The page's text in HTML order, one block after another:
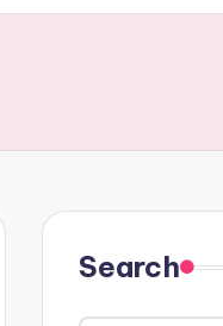
Search